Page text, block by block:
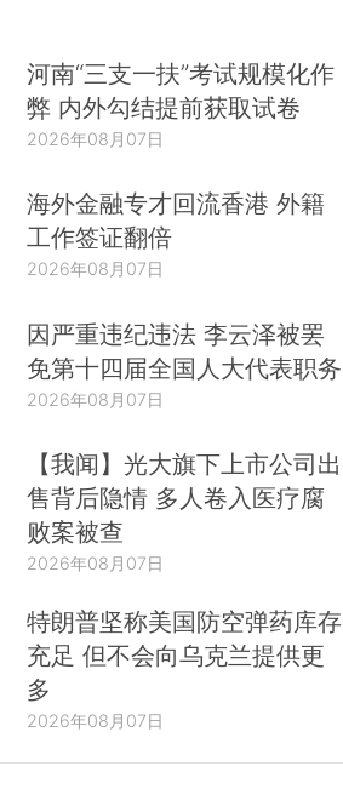
河南“三支一扶”考试规模化作
弊 内外勾结提前获取试卷
2026年08月07日
海外金融专才回流香港 外籍
工作签证翻倍
2026年08月07日
因严重违纪违法 李云泽被罢
免第十四届全国人大代表职务
2026年08月07日
【我闻】光大旗下上市公司出
售背后隐情 多人卷入医疗腐
败案被查
2026年08月07日
特朗普坚称美国防空弹药库存
充足 但不会向乌克兰提供更
多
2026年08月07日